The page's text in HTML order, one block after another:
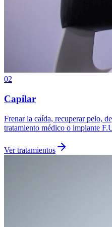
02
Capilar
Frenar la caída, recuperar pelo,
tratamiento médico o implante
Ver tratamientos